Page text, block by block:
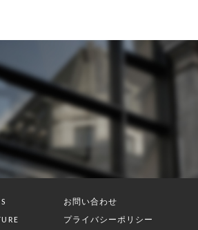
お問い合わせ
プライバシーポリシー